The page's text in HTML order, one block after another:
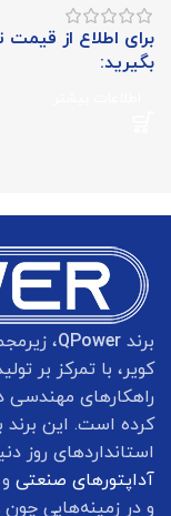
برای اطلاع از
بگیرید:
برند QPower،
کویر، با تمرکز بر
راهکارهای مهندسی
کرده است. این
استانداردهای روز
آداپتورهای صنعتی و